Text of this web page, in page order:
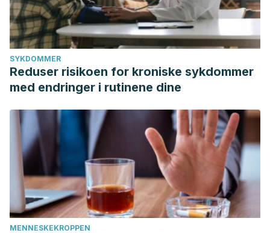
SYKDOMMER
Reduser risikoen for kroniske sykdommer
med endringer i rutinene dine
MENNESKEKROPPEN